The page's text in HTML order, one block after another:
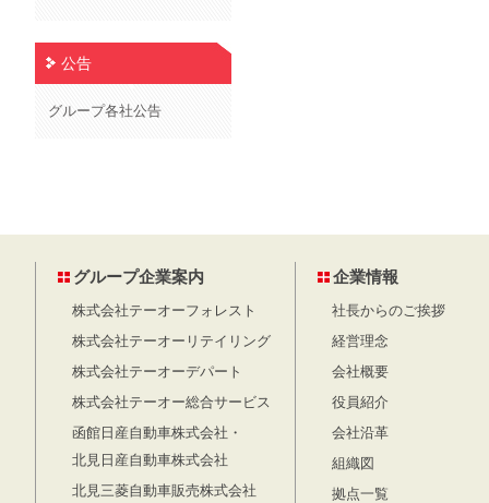
公告
グループ各社公告
グループ企業案内
株式会社テーオーフォレスト
株式会社テーオーリテイリング
株式会社テーオーデパート
株式会社テーオー総合サービス
函館日産自動車株式会社・
北見日産自動車株式会社
北見三菱自動車販売株式会社
企業情報
社長からのご挨拶
経営理念
会社概要
役員紹介
会社沿革
組織図
拠点一覧